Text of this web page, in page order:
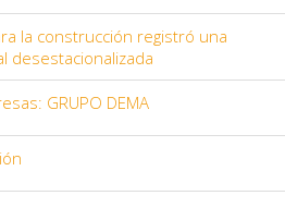
la construcción registró una
desestacionalizada
GRUPO DEMA